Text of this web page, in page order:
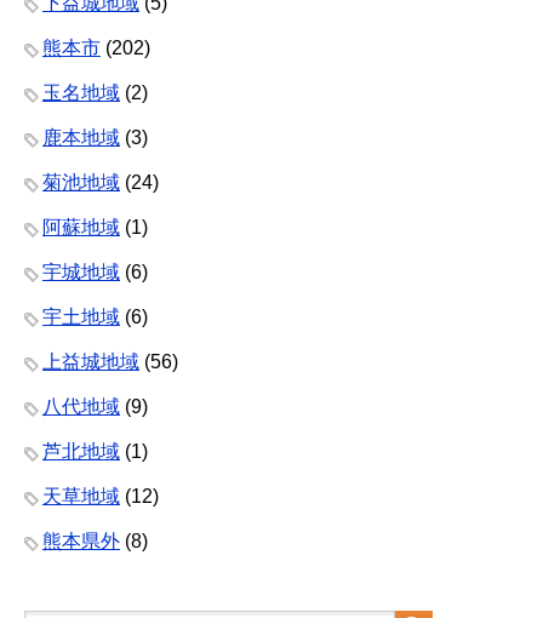
熊本市 (202)
玉名地域 (2)
鹿本地域 (3)
菊池地域 (24)
阿蘇地域 (1)
宇城地域 (6)
宇土地域 (6)
上益城地域 (56)
八代地域 (9)
芦北地域 (1)
天草地域 (12)
熊本県外 (8)